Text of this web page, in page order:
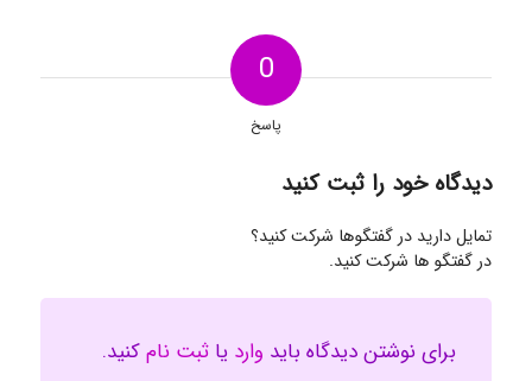
0
پاسخ
دیدگاه خود را ثبت کنید
تمایل دارید در گفتگوها شرکت کنید؟
در گفتگو ها شرکت کنید.
برای نوشتن دیدگاه باید وارد یا ثبت نامکنید.